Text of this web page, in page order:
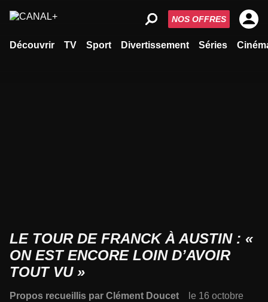
Découvrir TV Sport Divertissement Séries
NOS OFFRES
LE TOUR DE FRANCK À AUSTIN : «
ON EST ENCORE LOIN D’AVOIR
TOUT VU »
Propos recueillis par Clément Doucet
le 16 octobre